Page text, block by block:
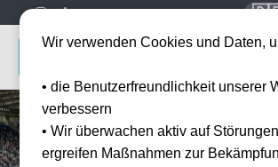
Wir verwenden Cookies und Daten,
• die Benutzerfreundlichkeit unserer
verbessern
• Wir überwachen aktiv auf
ergreifen Maßnahmen zur